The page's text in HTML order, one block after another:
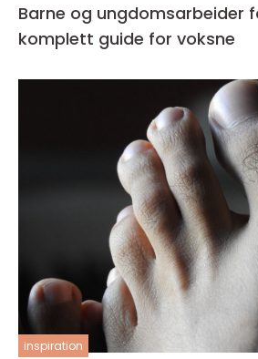
Barne og ungdomsarbeider
komplett guide for voksne
inspiration